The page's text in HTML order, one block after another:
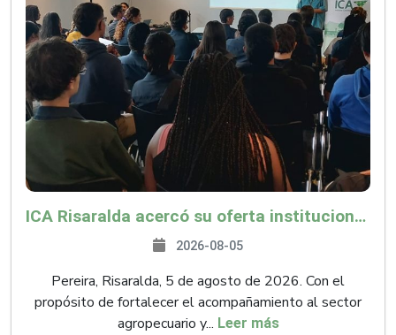
ICA Risaralda acercó su oferta institucional a productores y emprendedores en Expocamello
2026-08-05
Pereira, Risaralda, 5 de agosto de 2026. Con el
propósito de fortalecer el acompañamiento al sector
agropecuario y... Leer más